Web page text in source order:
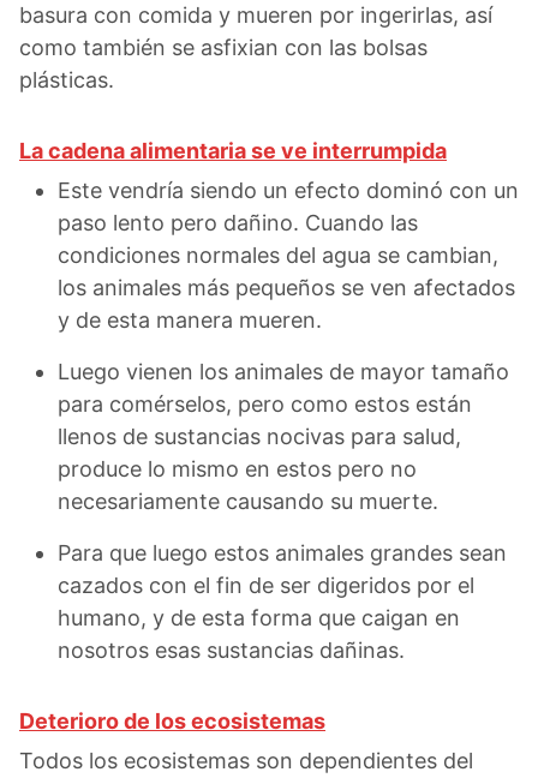
basura con comida y mueren por ingerirlas, así
como también se asfixian con las bolsas
plásticas.
La cadena alimentaria se ve interrumpida
Este vendría siendo un efecto dominó con un
paso lento pero dañino. Cuando las
condiciones normales del agua se cambian,
los animales más pequeños se ven afectados
y de esta manera mueren.
Luego vienen los animales de mayor tamaño
para comérselos, pero como estos están
llenos de sustancias nocivas para salud,
produce lo mismo en estos pero no
necesariamente causando su muerte.
Para que luego estos animales grandes sean
cazados con el fin de ser digeridos por el
humano, y de esta forma que caigan en
nosotros esas sustancias dañinas.
Deterioro de los ecosistemas
Todos los ecosistemas son dependientes del